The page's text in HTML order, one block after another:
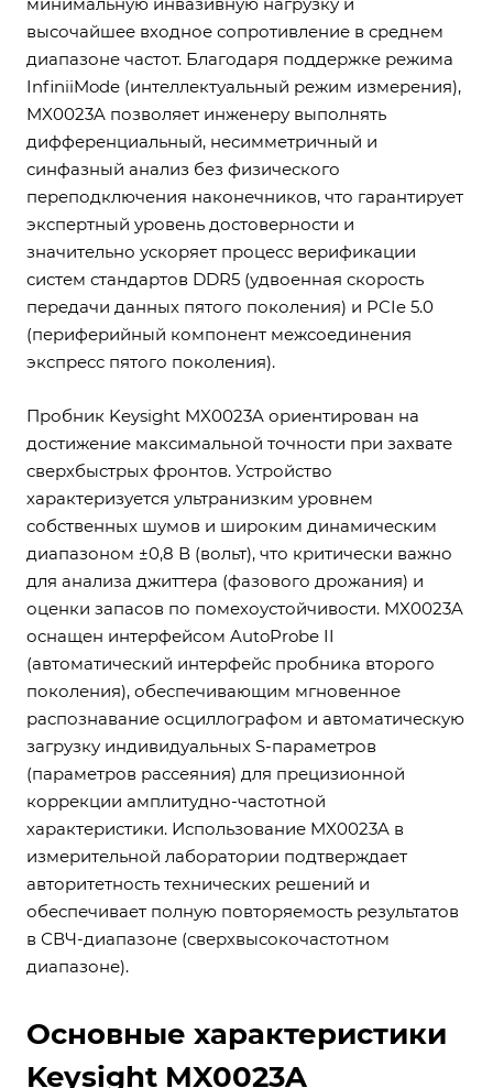
высочайшее входное сопротивление в среднем
диапазоне частот. Благодаря поддержке режима
InfiniiMode (интеллектуальный режим измерения),
MX0023A позволяет инженеру выполнять
дифференциальный, несимметричный и
синфазный анализ без физического
переподключения наконечников, что гарантирует
экспертный уровень достоверности и
значительно ускоряет процесс верификации
систем стандартов DDR5 (удвоенная скорость
передачи данных пятого поколения) и PCIe 5.0
(периферийный компонент межсоединения
экспресс пятого поколения).
Пробник Keysight MX0023A ориентирован на
достижение максимальной точности при захвате
сверхбыстрых фронтов. Устройство
характеризуется ультранизким уровнем
собственных шумов и широким динамическим
диапазоном ±0,8 В (вольт), что критически важно
для анализа джиттера (фазового дрожания) и
оценки запасов по помехоустойчивости. MX0023A
оснащен интерфейсом AutoProbe II
(автоматический интерфейс пробника второго
поколения), обеспечивающим мгновенное
распознавание осциллографом и автоматическую
загрузку индивидуальных S-параметров
(параметров рассеяния) для прецизионной
коррекции амплитудно-частотной
характеристики. Использование MX0023A в
измерительной лаборатории подтверждает
авторитетность технических решений и
обеспечивает полную повторяемость результатов
в СВЧ-диапазоне (сверхвысокочастотном
диапазоне).
Основные характеристики
Keysight MX0023A